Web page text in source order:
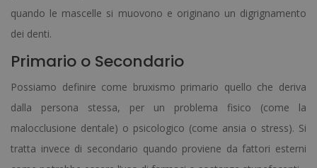
quando le mascelle si muovono e originano un digrignamento
dei denti.
Primario o Secondario
Possiamo definire come bruxismo primario quello che deriva
dalla persona stessa, per un problema fisico (come la
malocclusione dentale) o psicologico (come ansia o stress). Si
tratta invece di secondario quando proviene da fattori esterni